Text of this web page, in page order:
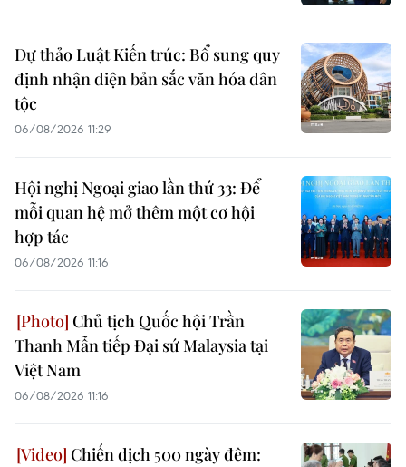
Dự thảo Luật Kiến trúc: Bổ sung quy
định nhận diện bản sắc văn hóa dân
tộc
06/08/2026 11:29
Hội nghị Ngoại giao lần thứ 33: Để
mỗi quan hệ mở thêm một cơ hội
hợp tác
06/08/2026 11:16
Chủ tịch Quốc hội Trần
Thanh Mẫn tiếp Đại sứ Malaysia tại
Việt Nam
06/08/2026 11:16
Chiến dịch 500 ngày đêm: